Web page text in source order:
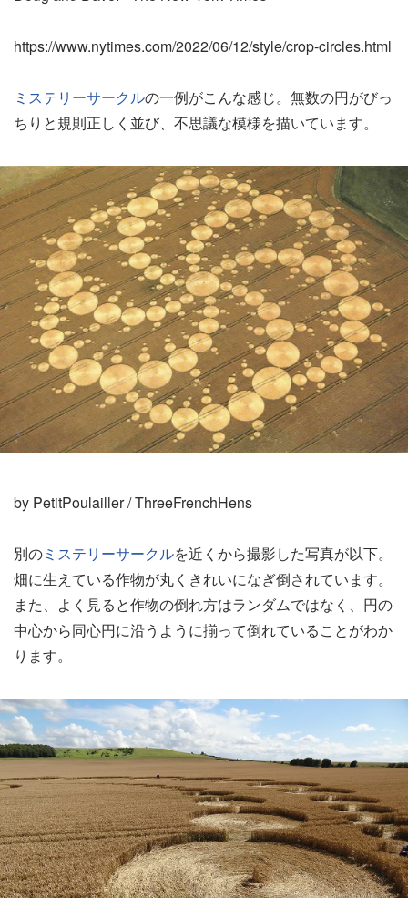
https://www.nytimes.com/2022/06/12/style/crop-circles.html
ミステリーサークルの一例がこんな感じ。無数の円がびっ
ちりと規則正しく並び、不思議な模様を描いています。
by PetitPoulailler / ThreeFrenchHens
別のミステリーサークルを近くから撮影した写真が以下。
畑に生えている作物が丸くきれいになぎ倒されています。
また、よく見ると作物の倒れ方はランダムではなく、円の
中心から同心円に沿うように揃って倒れていることがわか
ります。